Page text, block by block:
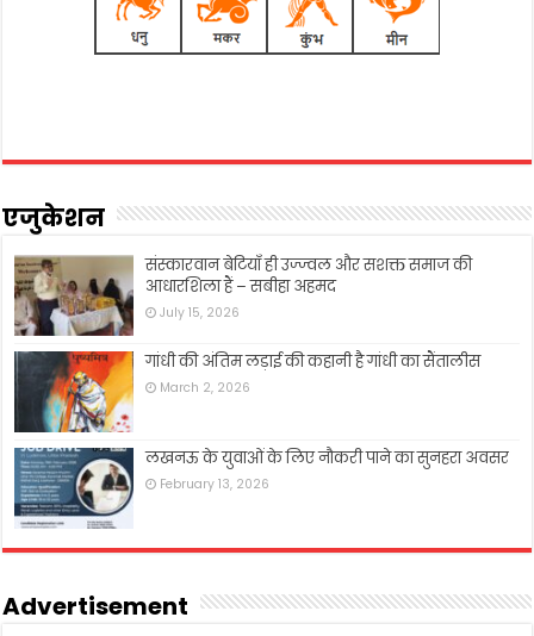
एजुकेशन
संस्कारवान बेटियाँ ही उज्ज्वल और सशक्त समाज की
आधारशिला हैं – सबीहा अहमद
July 15, 2026
गांधी की अंतिम लड़ाई की कहानी है गांधी का सैंतालीस
March 2, 2026
लखनऊ के युवाओं के लिए नौकरी पाने का सुनहरा अवसर
February 13, 2026
Advertisement